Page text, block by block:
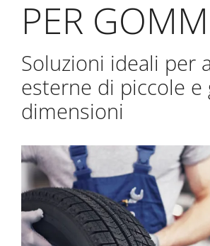
PER
Soluzioni ideali per
esterne di piccole e
dimensioni